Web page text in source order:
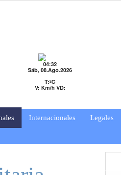
04:32
Sáb, 08.Ago.2026
T:ºC
V: Km/h VD:
Internacionales Legales